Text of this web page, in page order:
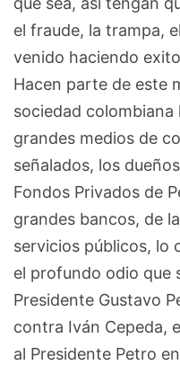
el fraude, la trampa,
venido haciendo
Hacen parte de este
sociedad colombiana
grandes medios de
señalados, los
Fondos Privados de
grandes bancos, de
servicios públicos, lo
el profundo odio que
Presidente Gustavo
contra Iván Cepeda,
al Presidente Petro